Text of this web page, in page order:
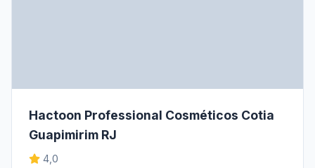
Hactoon Professional Cosméticos Cotia
Guapimirim RJ
4,0